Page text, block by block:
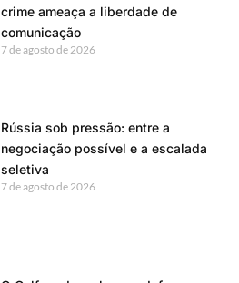
crime ameaça a liberdade de
comunicação
7 de agosto de 2026
Rússia sob pressão: entre a
negociação possível e a escalada
seletiva
7 de agosto de 2026